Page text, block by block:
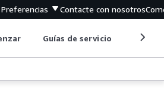
Preferencias Contacte con nosotros
Guías de servicio